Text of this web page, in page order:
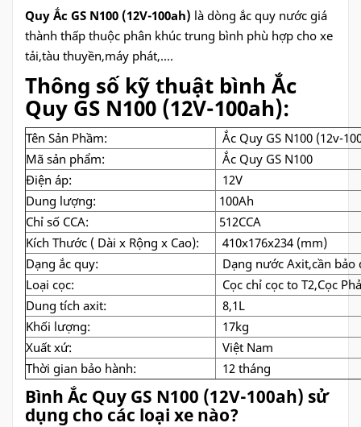
Quy Ắc GS N100 (12V-100ah) là dòng ắc quy nước giá
thành thấp thuộc phân khúc trung bình phù hợp cho xe
tải,tàu thuyền,máy phát,....
Thông số kỹ thuật bình Ắc
Quy GS N100 (12V-100ah):
Tên Sản Phầm:
Ắc Quy GS N100 (12v-
Mã sản phẩm:
Ắc Quy GS N100
Điện áp:
12V
Dung lượng:
100Ah
Chỉ số CCA:
512CCA
Kích Thước ( Dài x Rộng x Cao):
410x176x234 (mm)
Dạng ắc quy:
Dạng nước Axit,cần bảo
Loại cọc:
Cọc chỉ cọc to T2,Cọc
Dung tích axit:
8,1L
Khối lượng:
17kg
Xuất xứ:
Việt Nam
Thời gian bảo hành:
12 tháng
Bình Ắc Quy GS N100 (12V-100ah) sử
dụng cho các loại xe nào?